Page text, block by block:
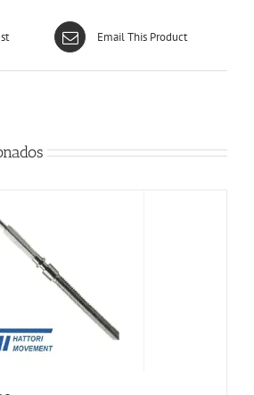
Email This Product